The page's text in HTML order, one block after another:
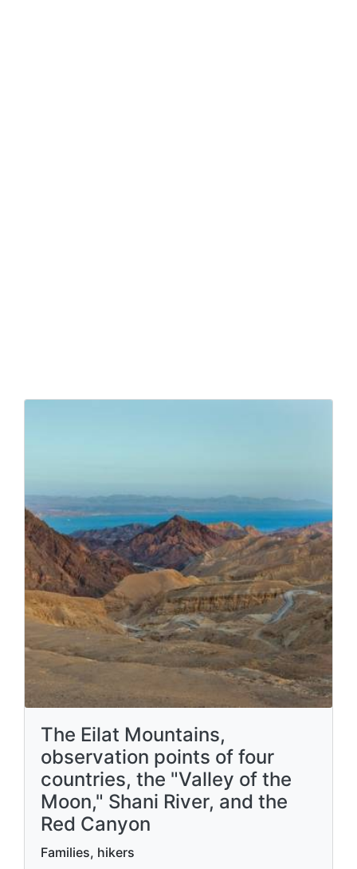
The Eilat Mountains,
observation points of four
countries, the "Valley of the
Moon," Shani River, and the
Red Canyon
Families, hikers